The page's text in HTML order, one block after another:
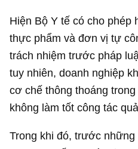
Hiện Bộ Y tế có cho phép
thực phẩm và đơn vị tự
trách nhiệm trước pháp
tuy nhiên, doanh nghiệp
cơ chế thông thoáng
không làm tốt công tác
Trong khi đó, trước